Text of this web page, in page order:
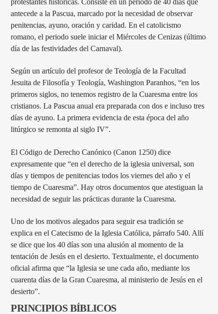
protestantes históricas. Consiste en un periodo de 40 días que
antecede a la Pascua, marcado por la necesidad de observar
penitencias, ayuno, oración y caridad. En el catolicismo
romano, el periodo suele iniciar el Miércoles de Cenizas (último
día de las festividades del Carnaval).
Según un artículo del profesor de Teología de la Facultad
Jesuita de Filosofía y Teología, Washington Paranhos, “en los
primeros siglos, no tenemos registro de la Cuaresma entre los
cristianos. La Pascua anual era preparada con dos e incluso tres
días de ayuno. La primera evidencia de esta época del año
litúrgico se remonta al siglo IV”.
El Código de Derecho Canónico (Canon 1250) dice
expresamente que “en el derecho de la iglesia universal, son
días y tiempos de penitencias todos los viernes del año y el
tiempo de Cuaresma”. Hay otros documentos que atestiguan la
necesidad de seguir las prácticas durante la Cuaresma.
Uno de los motivos alegados para seguir esa tradición se
explica en el Catecismo de la Iglesia Católica, párrafo 540. Allí
se dice que los 40 días son una alusión al momento de la
tentación de Jesús en el desierto. Textualmente, el documento
oficial afirma que “la Iglesia se une cada año, mediante los
cuarenta días de la Gran Cuaresma, al ministerio de Jesús en el
desierto”.
PRINCIPIOS BÍBLICOS